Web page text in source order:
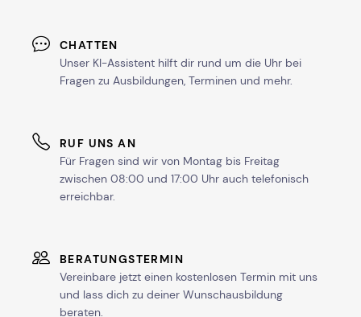
CHATTEN
Unser KI-Assistent hilft dir rund um die Uhr bei
Fragen zu Ausbildungen, Terminen und mehr.
RUF UNS AN
Für Fragen sind wir von Montag bis Freitag
zwischen 08:00 und 17:00 Uhr auch telefonisch
erreichbar.
BERATUNGSTERMIN
Vereinbare jetzt einen kostenlosen Termin mit uns
und lass dich zu deiner Wunschausbildung
beraten.